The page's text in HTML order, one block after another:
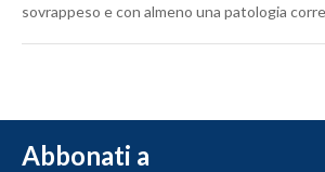
sovrappeso e con almeno una patologia
Abbonati a